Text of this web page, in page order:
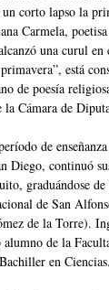
corto lapso la
Carmela,
una curul en
está
de poesía
Cámara de
de
Diego, continuó
graduándose
de San
de la Torre).
de la
en Ciencias.